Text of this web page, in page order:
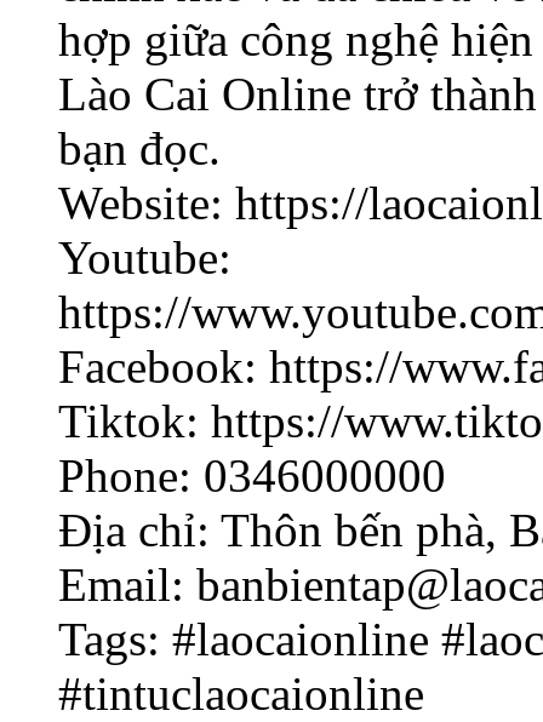
hợp giữa công nghệ
Lào Cai Online trở
bạn đọc.
Website: https://
Youtube:
https://
Facebook: https://
Tiktok: https://
Phone: 0346000000
Địa chỉ: Thôn bến phà,
Email:
Tags: #laocaionline
#tintuclaocaionline